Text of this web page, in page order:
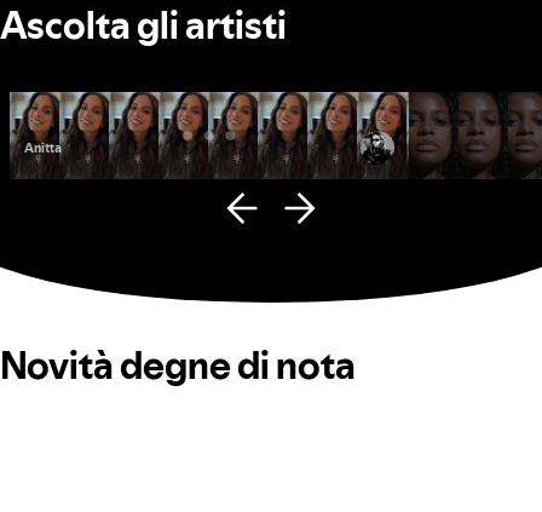
Ascolta gli artisti
Anitta Fana Hues
Novità degne di nota